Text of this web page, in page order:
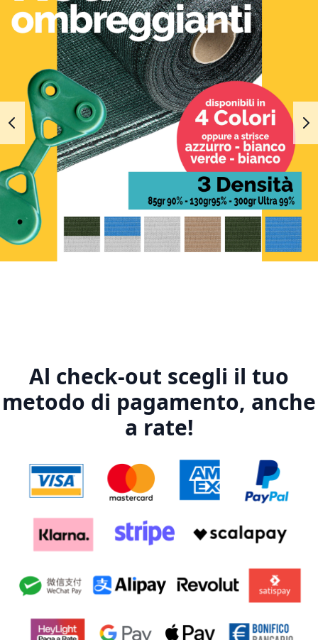
Al check-out scegli il tuo
metodo di pagamento, anche
a rate!